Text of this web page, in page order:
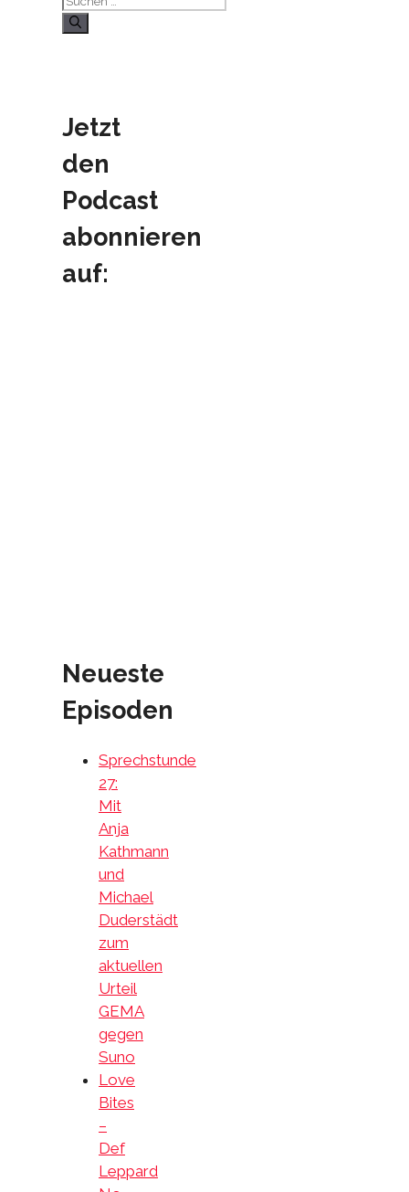
nach:
Jetzt
den
Podcast
abonnieren
auf:
Neueste
Episoden
Sprechstunde
27:
Mit
Anja
Kathmann
und
Michael
Duderstädt
zum
aktuellen
Urteil
GEMA
gegen
Suno
Love
Bites
–
Def
Leppard